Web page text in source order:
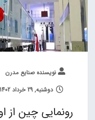
نویسنده صنایع مدرن
دوشنبه, 29 خرداد 1402, ساعت 23:47
رونمایی چین از